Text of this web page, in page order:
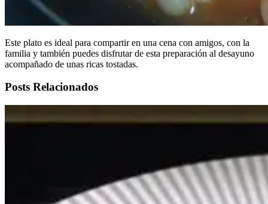
Este plato es ideal para compartir en una cena con amigos, con la
familia y también puedes disfrutar de esta preparación al desayuno
acompañado de unas ricas tostadas.
Posts Relacionados